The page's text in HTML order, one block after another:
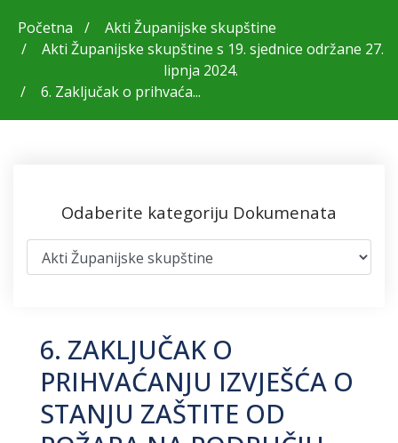
Početna
Akti Županijske skupštine
Akti Županijske skupštine s 19. sjednice održane 27.
lipnja 2024.
6. Zaključak o prihvaća...
Odaberite kategoriju Dokumenata
6. ZAKLJUČAK O
PRIHVAĆANJU IZVJEŠĆA O
STANJU ZAŠTITE OD